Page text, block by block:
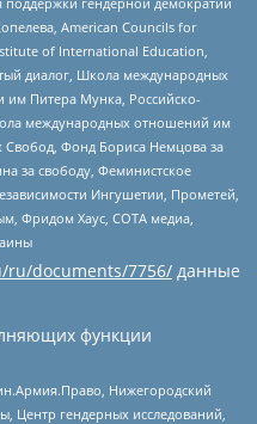
American Councils for
of International Education,
диалог, Школа международных
им Питера Мунка, Российско-
международных отношений им
Свобод, Фонд Бориса Немцова за
за свободу, Феминистское
Ингушетии, Прометей,
Фридом Хаус, СОТА медиа,
documents/7756/ данные
функции
Нижегородский
Центр гендерных исследований,